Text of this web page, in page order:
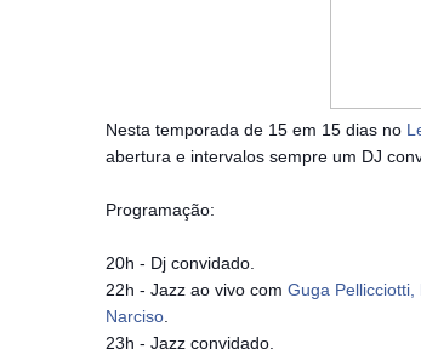
Nesta temporada de 15 em 15 dias no
abertura e intervalos sempre um DJ
Programação:
20h - Dj convidado.
22h - Jazz ao vivo com Guga Pellicciotti,
Narciso
23h - Jazz convidado.